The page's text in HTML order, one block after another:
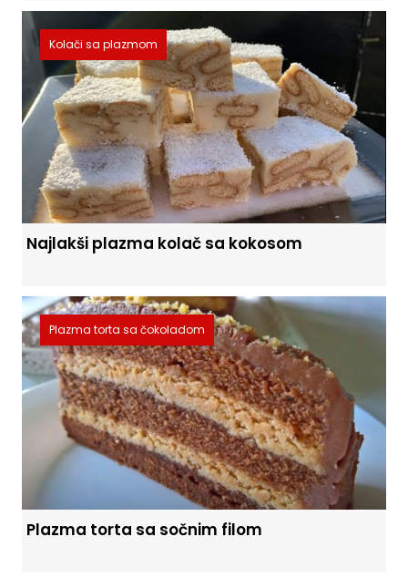
Kolači sa plazmom
Najlakši plazma kolač sa kokosom
Plazma torta sa čokoladom
Plazma torta sa sočnim filom